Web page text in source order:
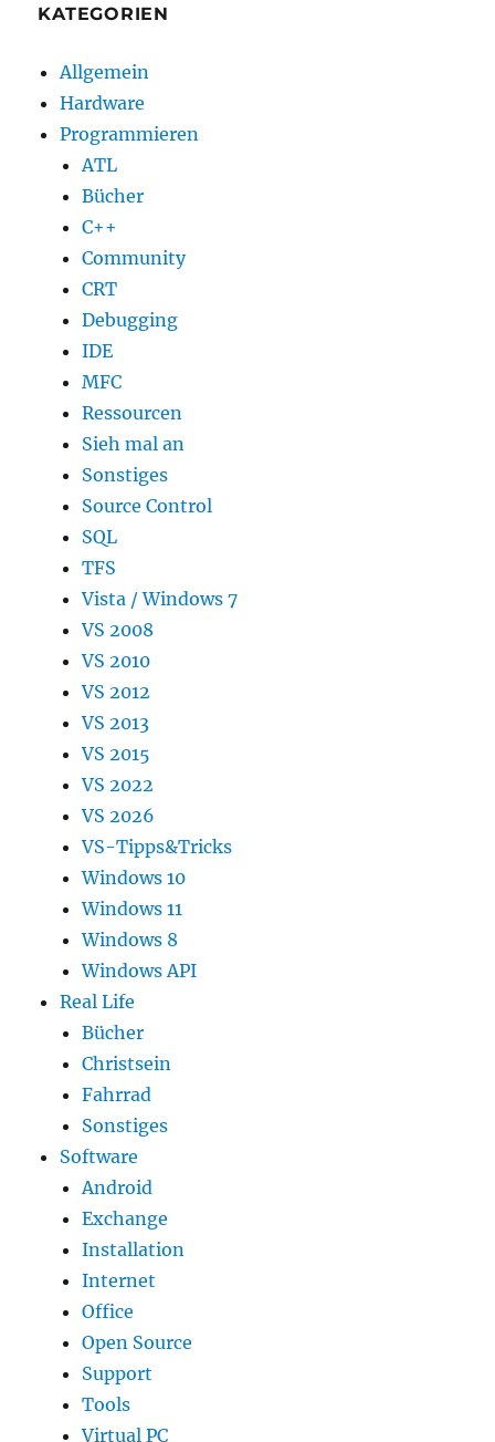
KATEGORIEN
Allgemein
Hardware
Programmieren
ATL
Bücher
C++
Community
CRT
Debugging
IDE
MFC
Ressourcen
Sieh mal an
Sonstiges
Source Control
SQL
TFS
Vista / Windows 7
VS 2008
VS 2010
VS 2012
VS 2013
VS 2015
VS 2022
VS 2026
VS-Tipps&Tricks
Windows 10
Windows 11
Windows 8
Windows API
Real Life
Bücher
Christsein
Fahrrad
Sonstiges
Software
Android
Exchange
Installation
Internet
Office
Open Source
Support
Tools
Virtual PC